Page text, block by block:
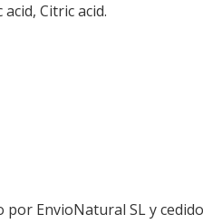
Citric acid.
EnvioNatural SL y